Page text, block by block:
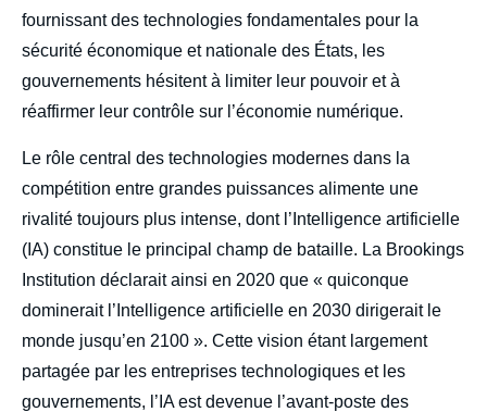
fournissant des technologies fondamentales pour la
sécurité économique et nationale des États, les
gouvernements hésitent à limiter leur pouvoir et à
réaffirmer leur contrôle sur l’économie numérique.
Le rôle central des technologies modernes dans la
compétition entre grandes puissances alimente une
rivalité toujours plus intense, dont l’Intelligence artificielle
(IA) constitue le principal champ de bataille. La Brookings
Institution déclarait ainsi en 2020 que « quiconque
dominerait l’Intelligence artificielle en 2030 dirigerait le
monde jusqu’en 2100 ». Cette vision étant largement
partagée par les entreprises technologiques et les
gouvernements, l’IA est devenue l’avant-poste des